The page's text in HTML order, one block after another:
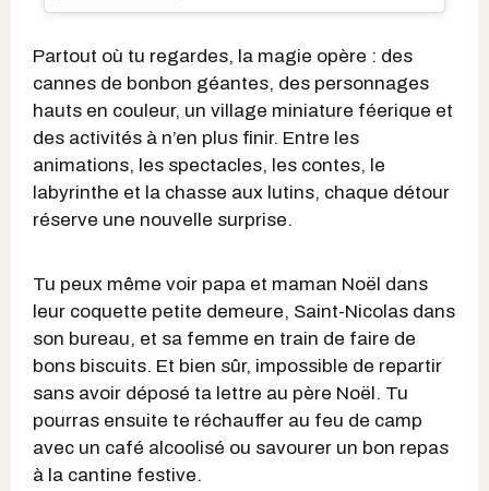
Partout où tu regardes, la magie opère : des
cannes de bonbon géantes, des personnages
hauts en couleur, un village miniature féerique et
des activités à n’en plus finir. Entre les
animations, les spectacles, les contes, le
labyrinthe et la chasse aux lutins, chaque détour
réserve une nouvelle surprise.
Tu peux même voir papa et maman Noël dans
leur coquette petite demeure, Saint-Nicolas dans
son bureau, et sa femme en train de faire de
bons biscuits. Et bien sûr, impossible de repartir
sans avoir déposé ta lettre au père Noël. Tu
pourras ensuite te réchauffer au feu de camp
avec un café alcoolisé ou savourer un bon repas
à la cantine festive.